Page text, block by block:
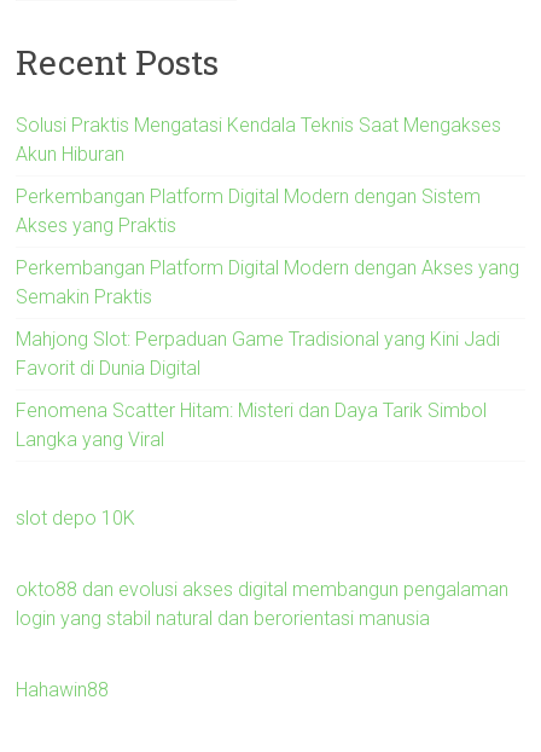
Recent Posts
Solusi Praktis Mengatasi Kendala Teknis Saat Mengakses
Akun Hiburan
Perkembangan Platform Digital Modern dengan Sistem
Akses yang Praktis
Perkembangan Platform Digital Modern dengan Akses yang
Semakin Praktis
Mahjong Slot: Perpaduan Game Tradisional yang Kini Jadi
Favorit di Dunia Digital
Fenomena Scatter Hitam: Misteri dan Daya Tarik Simbol
Langka yang Viral
slot depo 10K
okto88 dan evolusi akses digital membangun pengalaman
login yang stabil natural dan berorientasi manusia
Hahawin88